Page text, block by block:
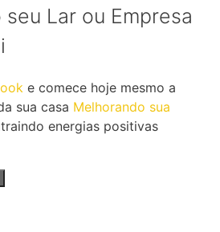
Lar ou Empresa
e comece hoje mesmo a
sua casa Melhorando sua
energias positivas